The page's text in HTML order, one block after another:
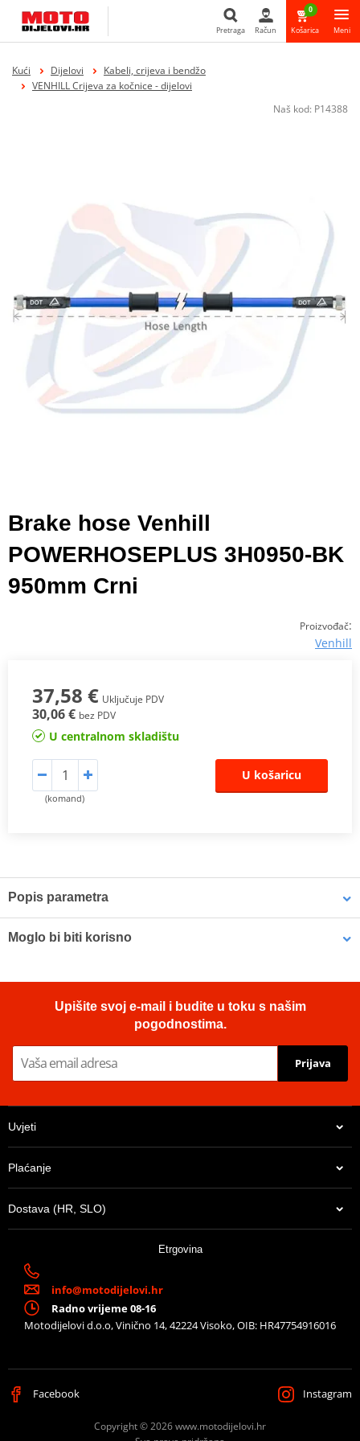
Pretraga Račun
0
Košarica Meni
Kući Dijelovi
Kabeli, crijeva i bendžo
VENHILL Crijeva za kočnice - dijelovi
Naš kod: P14388
Brake hose Venhill
POWERHOSEPLUS 3H0950-BK
950mm Crni
Proizvođač:
Venhill
37,58 € Uključuje PDV
30,06 € bez PDV
U centralnom skladištu
(komand)
U košaricu
Popis parametra
Moglo bi biti korisno
Na zalihi u centralnom skladištu. Dostava 8-10 dana.
Upišite svoj e-mail i budite u toku s našim
pogodnostima.
Prijava
Uvjeti
Plaćanje
Dostava (HR, SLO)
Etrgovina
info@motodijelovi.hr
Radno vrijeme 08-16
Motodijelovi d.o.o, Vinično 14, 42224 Visoko, OIB: HR47754916016
Facebook Instagram
Copyright © 2026 www.motodijelovi.hr